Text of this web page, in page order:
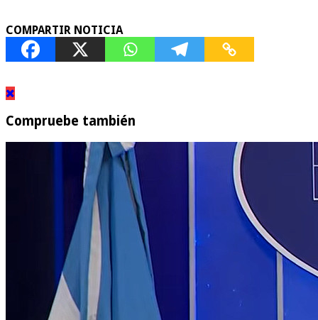
COMPARTIR NOTICIA
Compruebe también